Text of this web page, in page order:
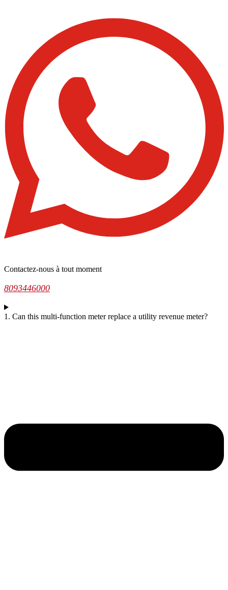
Contactez-nous à tout moment
8093446000
1. Can this multi-function meter replace a utility revenue meter?